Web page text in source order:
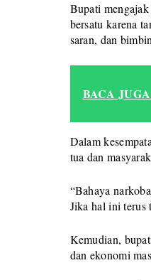
Bupati
bersatu karena
saran, dan
BACA
Dalam
tua dan
“Bahaya
Jika hal ini terus
Kemudian,
dan ekonomi